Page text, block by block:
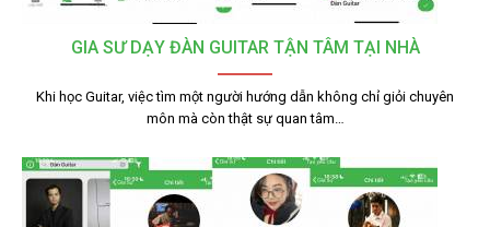
GIA SƯ DẠY ĐÀN GUITAR TẬN TÂM TẠI NHÀ
Khi học Guitar, việc tìm một người hướng dẫn không chỉ giỏi chuyên
môn mà còn thật sự quan tâm…